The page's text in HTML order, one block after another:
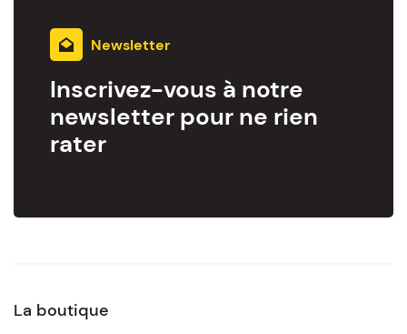
Newsletter
Inscrivez-vous à notre
newsletter pour ne rien
rater
La boutique